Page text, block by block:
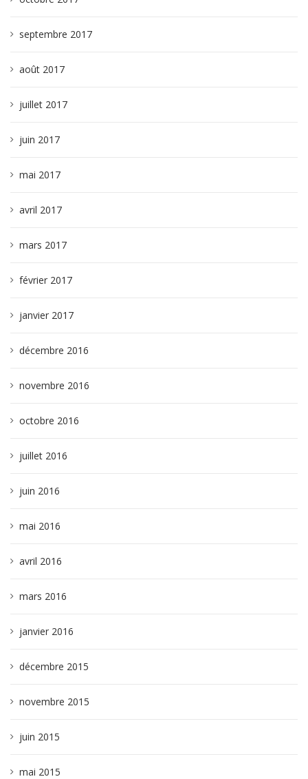
septembre 2017
août 2017
juillet 2017
juin 2017
mai 2017
avril 2017
mars 2017
février 2017
janvier 2017
décembre 2016
novembre 2016
octobre 2016
juillet 2016
juin 2016
mai 2016
avril 2016
mars 2016
janvier 2016
décembre 2015
novembre 2015
juin 2015
mai 2015